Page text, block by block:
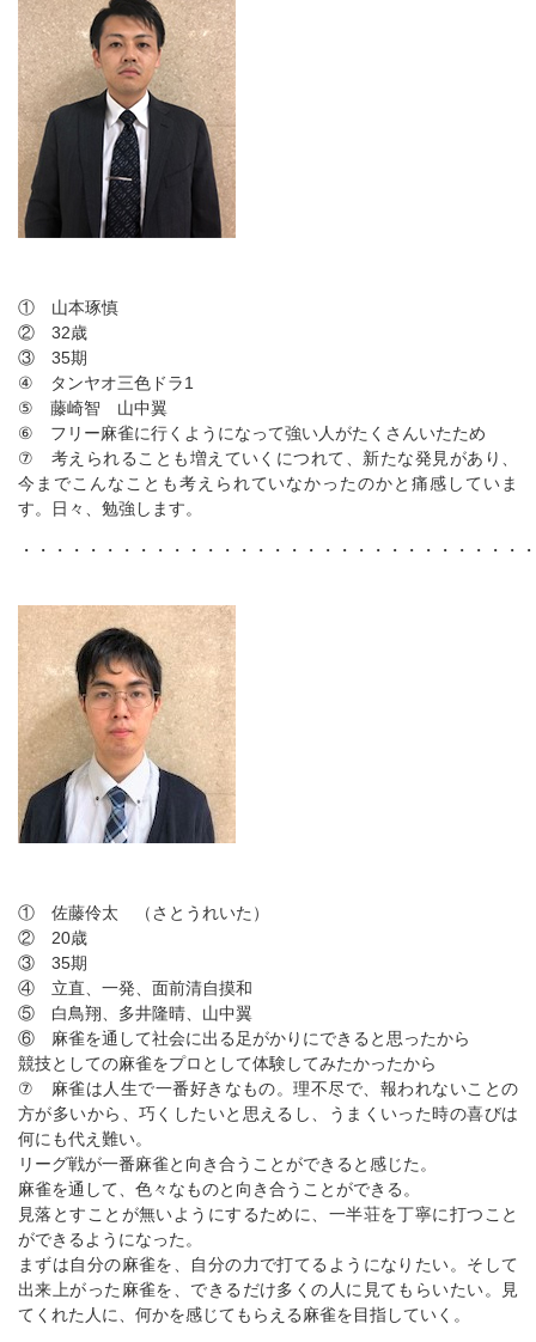
① 山本琢慎
② 32歳
③ 35期
④ タンヤオ三色ドラ1
⑤ 藤崎智 山中翼
⑥ フリー麻雀に行くようになって強い人がたくさんいたため
⑦ 考えられることも増えていくにつれて、新たな発見があり、
今までこんなことも考えられていなかったのかと痛感していま
す。日々、勉強します。
・・・・・・・・・・・・・・・・・・・・・・・・・・・・・・
① 佐藤伶太 （さとうれいた）
② 20歳
③ 35期
④ 立直、一発、面前清自摸和
⑤ 白鳥翔、多井隆晴、山中翼
⑥ 麻雀を通して社会に出る足がかりにできると思ったから
競技としての麻雀をプロとして体験してみたかったから
⑦ 麻雀は人生で一番好きなもの。理不尽で、報われないことの
方が多いから、巧くしたいと思えるし、うまくいった時の喜びは
何にも代え難い。
リーグ戦が一番麻雀と向き合うことができると感じた。
麻雀を通して、色々なものと向き合うことができる。
見落とすことが無いようにするために、一半荘を丁寧に打つこと
ができるようになった。
まずは自分の麻雀を、自分の力で打てるようになりたい。そして
出来上がった麻雀を、できるだけ多くの人に見てもらいたい。見
てくれた人に、何かを感じてもらえる麻雀を目指していく。